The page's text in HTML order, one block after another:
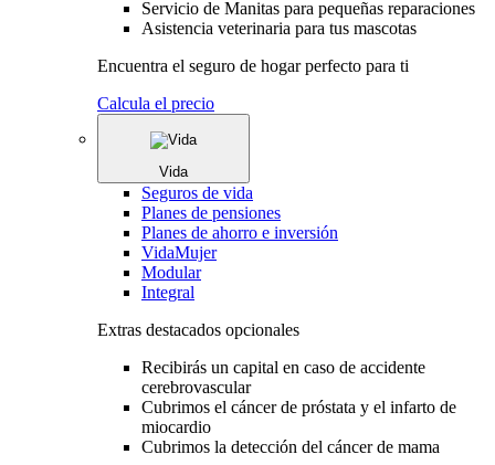
Servicio de Manitas para pequeñas reparaciones
Asistencia veterinaria para tus mascotas
Encuentra el seguro de hogar perfecto para ti
Calcula el precio
Vida
Seguros de vida
Planes de pensiones
Planes de ahorro e inversión
VidaMujer
Modular
Integral
Extras destacados opcionales
Recibirás un capital en caso de accidente
cerebrovascular
Cubrimos el cáncer de próstata y el infarto de
miocardio
Cubrimos la detección del cáncer de mama